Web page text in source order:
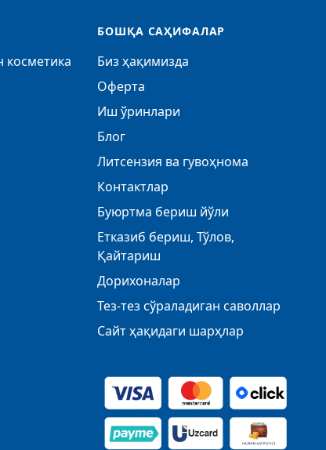
косметика
БОШҚА САҲИФАЛАР
Биз ҳақимизда
Оферта
Иш ўринлари
Блог
Литсензия ва гувоҳнома
Контактлар
Буюртма бериш йўли
Етказиб бериш, Тўлов,
Қайтариш
Дорихоналар
Тез-тез сўраладиган саволлар
Сайт ҳақидаги шарҳлар